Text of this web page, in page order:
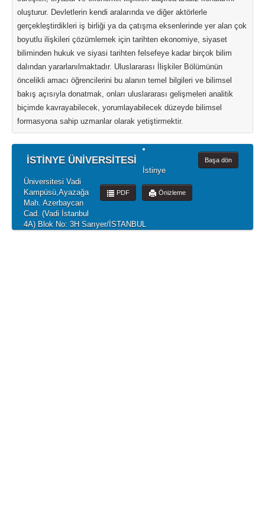
oluşturur. Devletlerin kendi aralarında ve diğer aktörlerle
gerçekleştirdikleri iş birliği ya da çatışma eksenlerinde yer alan çok
boyutlu ilişkileri çözümlemek için tarihten ekonomiye, siyaset
biliminden hukuk ve siyasi tarihten felsefeye kadar birçok bilim
dalından yararlanılmaktadır. Uluslararası İlişkiler Bölümünün
öncelikli amacı öğrencilerini bu alanın temel bilgileri ve bilimsel
bakış açısıyla donatmak, onları uluslararası gelişmeleri analitik
biçimde kavrayabilecek, yorumlayabilecek düzeyde bilimsel
formasyona sahip uzmanlar olarak yetiştirmektir.
İSTİNYE ÜNİVERSİTESİ Başa dön
Önizleme
PDF
İstinye
Üniversitesi Vadi
Kampüsü,Ayazağa
Mah. Azerbaycan
Cad. (Vadi İstanbul
4A) Blok No: 3H Sarıyer/İSTANBUL